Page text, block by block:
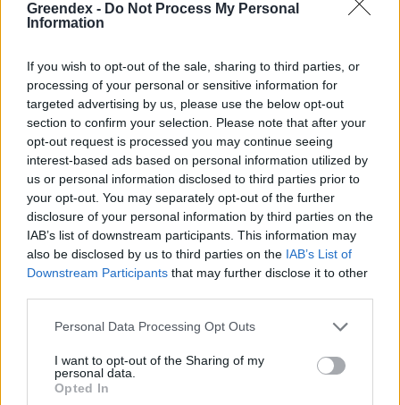
Greendex - Do Not Process My Personal
Information
If you wish to opt-out of the sale, sharing to third parties, or
processing of your personal or sensitive information for
targeted advertising by us, please use the below opt-out
section to confirm your selection. Please note that after your
opt-out request is processed you may continue seeing
interest-based ads based on personal information utilized by
us or personal information disclosed to third parties prior to
your opt-out. You may separately opt-out of the further
disclosure of your personal information by third parties on the
IAB’s list of downstream participants. This information may
also be disclosed by us to third parties on the IAB’s List of
Downstream Participants that may further disclose it to other
Personal Data Processing Opt Outs
I want to opt-out of the Sharing of my
personal data.
Opted In
Magyarország tele van gyönyörű növényekkel, így arborétumokkal
is. A jó idő beköszöntével érdemes minél többet felkeresni.
Szedd magad őszibarack: itt vannak
a legjobb lelőhelyek!
SZEMLE
Négy éven belül valósággá
válhatnak az elektromos
repülőjáratok Európában
KÖZLEKEDÉS